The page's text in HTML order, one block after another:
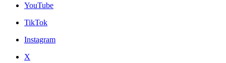
YouTube
TikTok
Instagram
X